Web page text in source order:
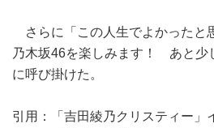
さらに「この人生でよかった
乃木坂46を楽しみます！ あと少
に呼び掛けた。
引用：「吉田綾乃クリスティー」